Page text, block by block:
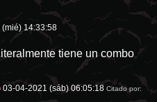
14:33:58
tiene un combo
03-04-2021 (sáb) 06:05:18 Citado por: